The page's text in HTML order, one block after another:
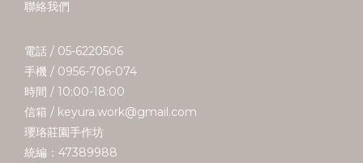
聯絡我們
電話 / 05-6220506
手機 / 0956-706-074
時間 / 10:00-18:00
信箱 / keyura.work@gmail.com
瓔珞莊園手作坊
統編：47389988